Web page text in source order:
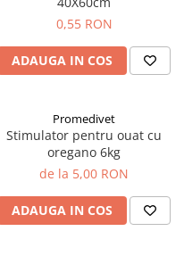
0,55 RON
ADAUGA IN COS
Promedivet
Stimulator pentru ouat cu
oregano 6kg
de la 5,00 RON
ADAUGA IN COS